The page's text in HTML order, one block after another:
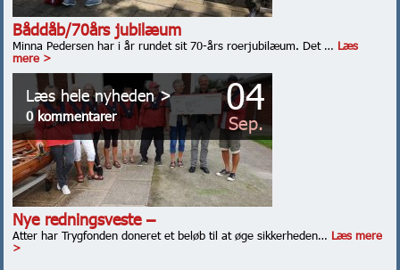
Båddåb/70års jubilæum
Minna Pedersen har i år rundet sit 70-års roerjubilæum. Det … Læs
mere >
Læs hele nyheden >
0 kommentarer 04
Sep.
Nye redningsveste –
Atter har Trygfonden doneret et beløb til at øge sikkerheden… Læs mere
>